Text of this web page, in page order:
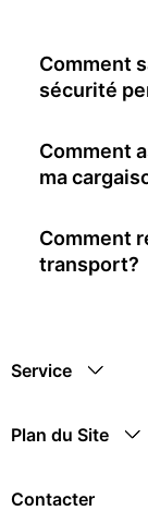
Comment
sécurité
Comment
ma
Comment
transport?
Service
Plan du Site
Contacter